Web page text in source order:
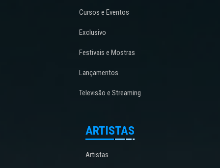
Cursos e Eventos
Exclusivo
Festivais e Mostras
Lançamentos
Televisão e Streaming
ARTISTAS
Artistas